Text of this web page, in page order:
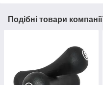
Подібні товари компанії